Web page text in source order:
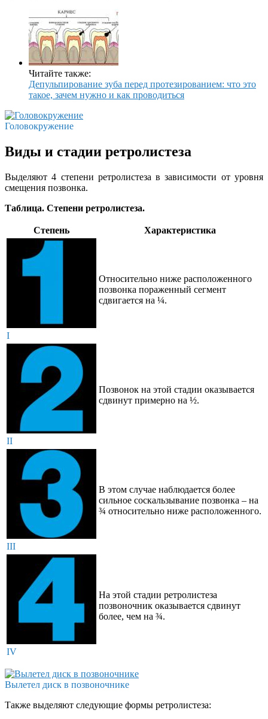
Читайте также:
Депульпирование зуба перед протезированием: что это
такое, зачем нужно и как проводиться
Головокружение
Виды и стадии ретролистеза
Выделяют 4 степени ретролистеза в зависимости от уровня
смещения позвонка.
Таблица. Степени ретролистеза.
Степень Характеристика
I
Относительно ниже расположенного
позвонка пораженный сегмент
сдвигается на ¼.
II
Позвонок на этой стадии оказывается
сдвинут примерно на ½.
III
В этом случае наблюдается более
сильное соскальзывание позвонка – на
¾ относительно ниже расположенного.
IV
На этой стадии ретролистеза
позвоночник оказывается сдвинут
более, чем на ¾.
Вылетел диск в позвоночнике
Также выделяют следующие формы ретролистеза: